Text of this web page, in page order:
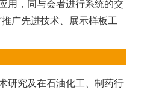
用，同与会者进行系统的交
广先进技术、展示样板工
研究及在石油化工、制药行